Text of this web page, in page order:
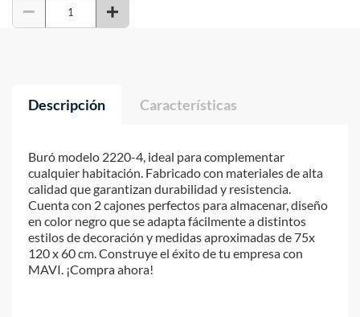
Descripción Características
Buró modelo 2220-4, ideal para complementar
cualquier habitación. Fabricado con materiales de alta
calidad que garantizan durabilidad y resistencia.
Cuenta con 2 cajones perfectos para almacenar, diseño
en color negro que se adapta fácilmente a distintos
estilos de decoración y medidas aproximadas de 75x
120 x 60 cm. Construye el éxito de tu empresa con
MAVI. ¡Compra ahora!